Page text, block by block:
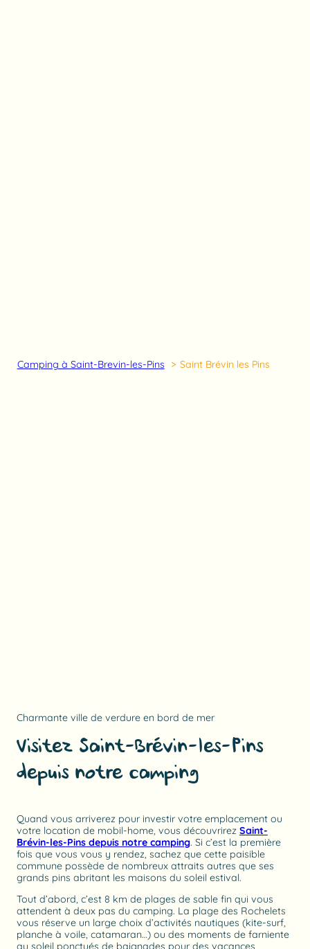
Camping à Saint-Brevin-les-Pins Saint Brévin les Pins
Charmante ville de verdure en bord de mer
Visitez Saint-Brévin-les-Pins
depuis notre camping
Quand vous arriverez pour investir votre emplacement ou
votre location de mobil-home, vous découvrirez Saint-
Brévin-les-Pins depuis notre camping. Si c’est la première
fois que vous vous y rendez, sachez que cette paisible
commune possède de nombreux attraits autres que ses
grands pins abritant les maisons du soleil estival.
Tout d’abord, c’est 8 km de plages de sable fin qui vous
attendent à deux pas du camping. La plage des Rochelets
vous réserve un large choix d’activités nautiques (kite-surf,
planche à voile, catamaran…) ou des moments de farniente
au soleil ponctués de baignades pour des vacances